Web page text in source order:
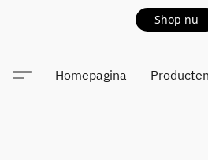
Shop nu
Homepagina Producten